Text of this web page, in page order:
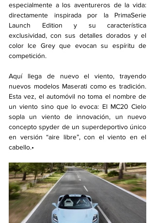
especialmente a los aventureros de la vida:
directamente inspirada por la PrimaSerie
Launch Edition y su característica
exclusividad, con sus detalles dorados y el
color Ice Grey que evocan su espíritu de
competición.
Aquí llega de nuevo el viento, trayendo
nuevos modelos Maserati como es tradición.
Esta vez, el automóvil no toma el nombre de
un viento sino que lo evoca: El MC20 Cielo
sopla un viento de innovación, un nuevo
concepto spyder de un superdeportivo único
en versión “aire libre”, con el viento en el
cabello.•